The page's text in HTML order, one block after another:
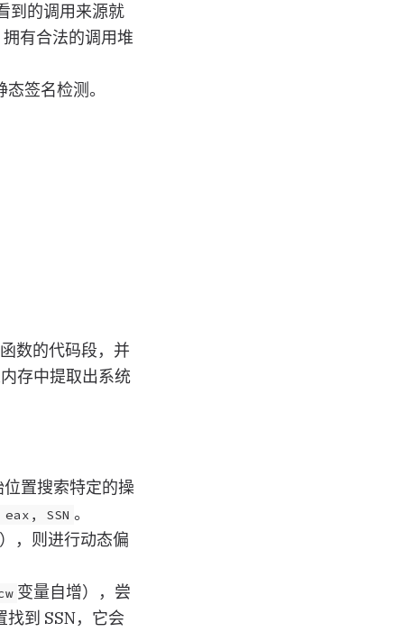
到的调用来源就
有合法的调用堆
签名检测。
数的代码段，并
存中提取出系统
置搜索特定的操
eax, SSN 。
，则进行动态偏
变量自增），尝
到 SSN，它会